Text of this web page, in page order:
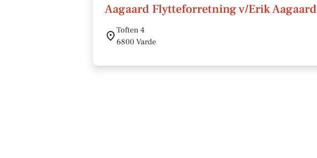
Aagaard Flytteforretning v/Erik Aagaard
Toften 4
6800 Varde